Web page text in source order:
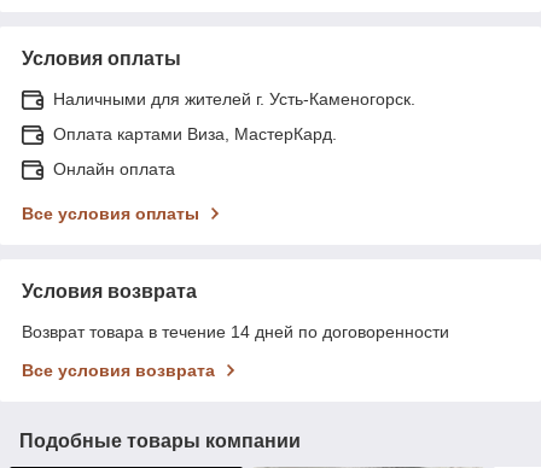
Условия оплаты
Наличными для жителей г. Усть-Каменогорск.
Оплата картами Виза, МастерКард.
Онлайн оплата
Все условия оплаты
Условия возврата
Возврат товара в течение 14 дней по договоренности
Все условия возврата
Подобные товары компании